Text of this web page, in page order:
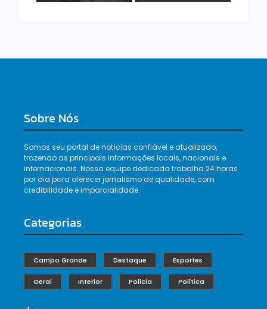
Sobre Nós
Somos seu portal de notícias confiável e atualizado,
trazendo as principais informações locais, nacionais e
internacionais. Nossa equipe dedicada trabalha 24 horas
por dia para oferecer jornalismo de qualidade, com
credibilidade e imparcialidade.
Categorias
Campo Grande Destaque Esportes
Geral Interior Polícia Política